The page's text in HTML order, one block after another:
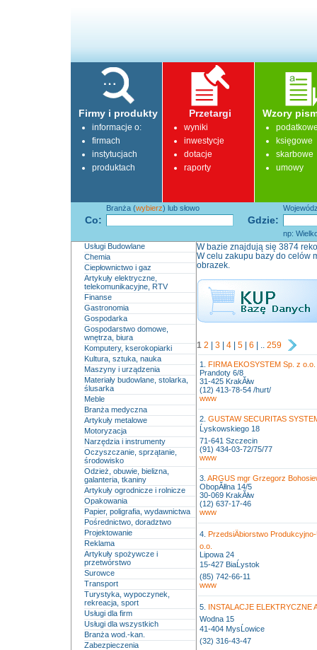
Firmy i produkty
informacje o:
firmach
instytucjach
produktach
Przetargi
wyniki
inwestycje
dotacje
raporty
Wzory
księgowe
skarbowe
umowy
Co: Gdzie:
Branża (wybierz) lub słowo
np:
Usługi Budowlane
Chemia
Ciepłownictwo i gaz
Artykuły elektryczne,
telekomunikacyjne, RTV
Finanse
Gastronomia
Gospodarka
Gospodarstwo domowe,
wnętrza, biura
Komputery, kserokopiarki
Kultura, sztuka, nauka
Maszyny i urządzenia
Materiały budowlane, stolarka,
ślusarka
Meble
Branża medyczna
Artykuły metalowe
Motoryzacja
Narzędzia i instrumenty
Oczyszczanie, sprzątanie,
środowisko
Odzież, obuwie, bielizna,
galanteria, tkaniny
Artykuły ogrodnicze i rolnicze
Opakowania
Papier, poligrafia, wydawnictwa
Pośrednictwo, doradztwo
Projektowanie
Reklama
Artykuły spożywcze i
przetwórstwo
Surowce
Transport
Turystyka, wypoczynek,
rekreacja, sport
Usługi dla firm
Usługi dla wszystkich
Branża wod.-kan.
Zabezpieczenia
W bazie znajdują się 3874
W celu zakupu bazy do celów
obrazek.
1 2 | 3 | 4 | 5 | 6 | .. 259
1. FIRMA EKOSYSTEM Sp. z o.o.
Prandoty 6/8
31-425 KrakĂłw
(12) 413-78-54 /hurt/
www
2. GUSTAW SECURITAS
Ĺyskowskiego 18
71-641 Szczecin
(91) 434-03-72/75/77
www
3. ARGUS mgr Grzegorz
ObopĂłlna 14/5
30-069 KrakĂłw
(12) 637-17-46
www
4. PrzedsiÄbiorstwo
o.o.
Lipowa 24
15-427 BiaĹystok
(85) 742-66-11
www
5. INSTALACJE ELEKTRYCZNE
Wodna 15
41-404 MysĹowice
(32) 316-43-47